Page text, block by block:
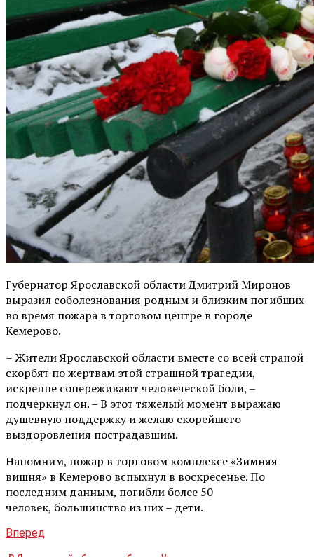
​Губернатор Ярославской области Дмитрий Миронов
выразил соболезнования родным и близким погибших
во время пожара в торговом центре в городе
Кемерово.
– Жители Ярославской области вместе со всей страной
скорбят по жертвам этой страшной трагедии,
искренне сопереживают человеческой боли, –
подчеркнул он. – В этот тяжелый момент выражаю
душевную поддержку и желаю скорейшего
выздоровления пострадавшим.
Напомним, пожар в торговом комплексе «Зимняя
вишня» в Кемерово вспыхнул в воскресенье. По
последним данным, погибли более 50
человек, большинство из них – дети.
Вперед